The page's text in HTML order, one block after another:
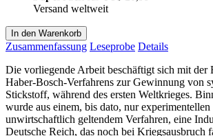
Versand weltweit
In den Warenkorb
Zusammenfassung Leseprobe Details
Die vorliegende Arbeit beschäftigt sich mit der
Haber-Bosch-Verfahrens zur Gewinnung von
Stickstoff, während des ersten Weltkrieges.
wurde aus einem, bis dato, nur experimentellen
unwirtschaftlich geltendem Verfahren, eine
Deutsche Reich, das noch bei Kriegsausbruch